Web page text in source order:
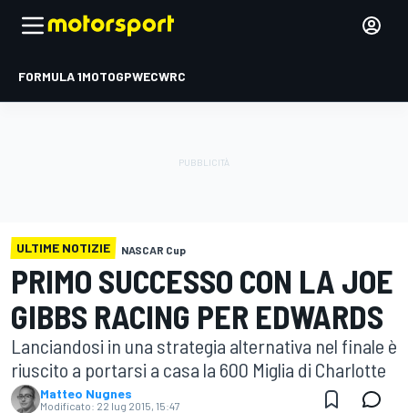
FORMULA 1MOTOGPWECWRC
ULTIME NOTIZIE NASCAR Cup
PRIMO SUCCESSO CON LA JOE
GIBBS RACING PER EDWARDS
Lanciandosi in una strategia alternativa nel finale è
riuscito a portarsi a casa la 600 Miglia di Charlotte
Matteo Nugnes
Modificato: 22 lug 2015, 15:47